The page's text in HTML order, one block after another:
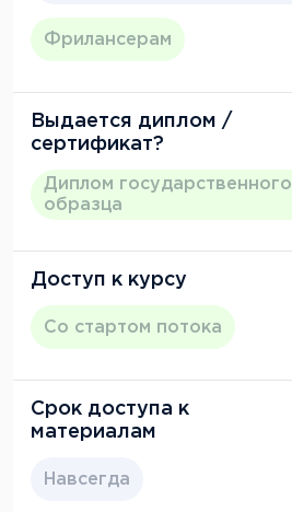
Фрилансерам
Выдается диплом /
сертификат?
Диплом государственного
образца
Доступ к курсу
Со стартом потока
Срок доступа к
материалам
Навсегда